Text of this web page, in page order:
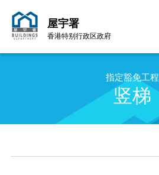
屋宇署
香港特别行政区政府
指定豁免工程
竖梯